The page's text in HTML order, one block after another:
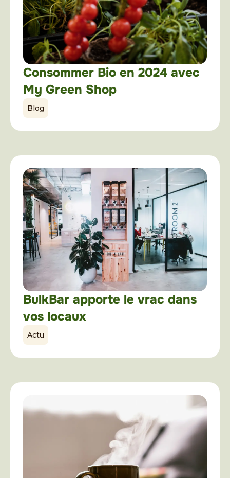
Consommer Bio en 2024 avec
My Green Shop
Blog
BulkBar apporte le vrac dans
vos locaux
Actu